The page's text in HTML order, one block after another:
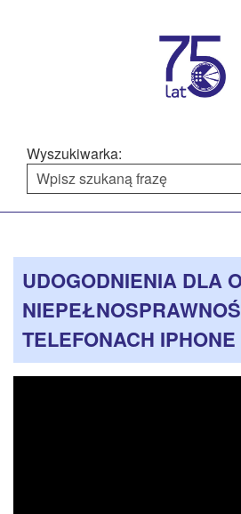
Wyszukiwarka:
główne
STRONA
PROJEKTY
OFERTA
MULTIMEDIA
strony
UDOGODNIENIA DLA
TELEFONACH IPHONE